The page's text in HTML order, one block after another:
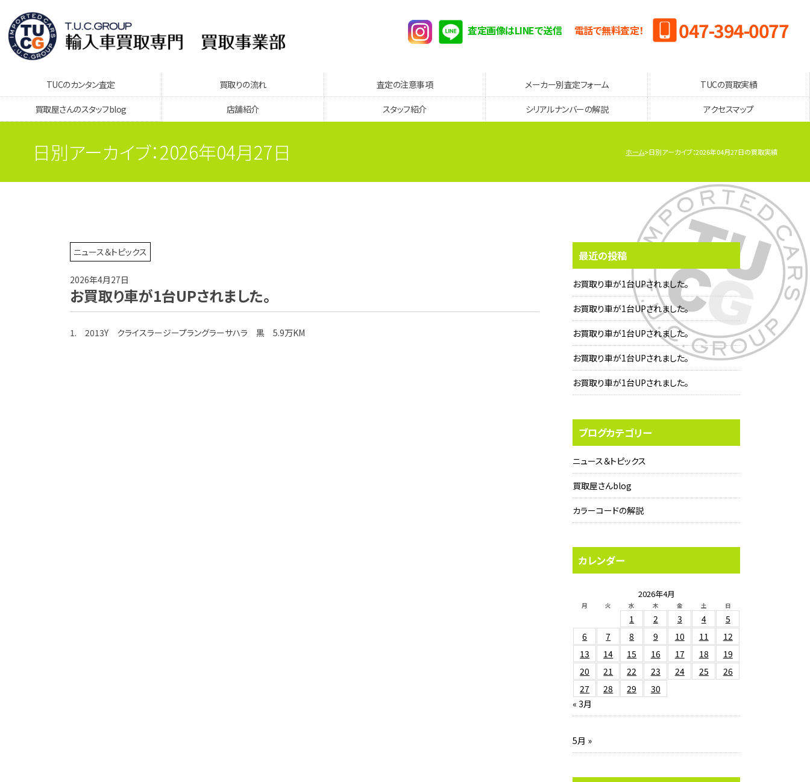
電話で無料査定！ 047-394-0077
査定画像はLINEで送信
TUCのカンタン査定 買取りの流れ 査定の注意事項 メーカー別査定フォーム TUCの買取実績
買取屋さんのスタッフblog 店舗紹介 スタッフ紹介 シリアルナンバーの解説 アクセスマップ
日別アーカイブ：2026年04月27日 ホーム 日別アーカイブ：2026年04月27日の買取実績
ニュース＆トピックス
2026年4月27日
お買取り車が1台UPされました。
1. 2013Y クライスラージープラングラーサハラ 黒 5.9万KM
最近の投稿
お買取り車が1台UPされました。
お買取り車が1台UPされました。
お買取り車が1台UPされました。
お買取り車が1台UPされました。
お買取り車が1台UPされました。
ブログカテゴリー
ニュース＆トピックス
買取屋さんblog
カラーコードの解説
カレンダー
2026年4月
月 火 水 木 金 土 日
1 2 3 4
5
6
7 8 9 10 11
12
13
14 15 16 17 18
19
20
21 22 23 24 25
26
27
28 29
30
« 3月
5月 »